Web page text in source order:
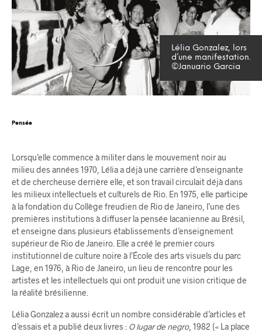
Lélia Gonzalez, lors
d’une manifestation.
©Januario Garcia
Pensée
Lorsqu’elle commence à militer dans le mouvement noir au
milieu des années 1970, Lélia a déjà une carrière d’enseignante
et de chercheuse derrière elle, et son travail circulait déjà dans
les milieux intellectuels et culturels de Rio. En 1975, elle participe
à la fondation du Collège freudien de Rio de Janeiro, l’une des
premières institutions à diffuser la pensée lacanienne au Brésil,
et enseigne dans plusieurs établissements d’enseignement
supérieur de Rio de Janeiro. Elle a créé le premier cours
institutionnel de culture noire à l’École des arts visuels du parc
Lage, en 1976, à Rio de Janeiro, un lieu de rencontre pour les
artistes et les intellectuels qui ont produit une vision critique de
la réalité brésilienne.
Lélia Gonzalez a aussi écrit un nombre considérable d’articles et
d’essais et a publié deux livres : O lugar de negro, 1982 (« La place